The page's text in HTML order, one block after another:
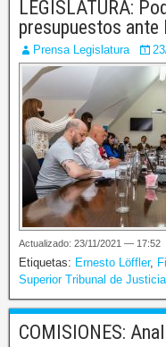
LEGISLATURA:
presupuestos
Prensa Legislatura
Actualizado: 23/11/2021 — 17:52
Etiquetas: Ernesto Löffler,
Superior Tribunal de Justicia
COMISIONES: